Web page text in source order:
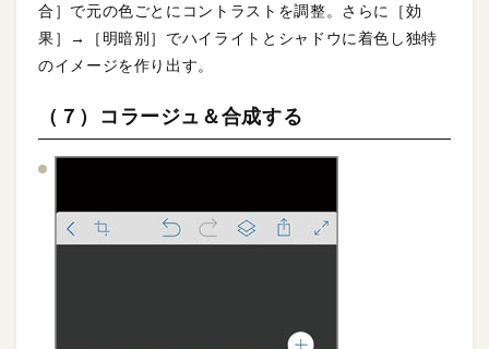
合］で元の色ごとにコントラストを調整。さらに［効
果］→［明暗別］でハイライトとシャドウに着色し独特
のイメージを作り出す。
（７）コラージュ＆合成する